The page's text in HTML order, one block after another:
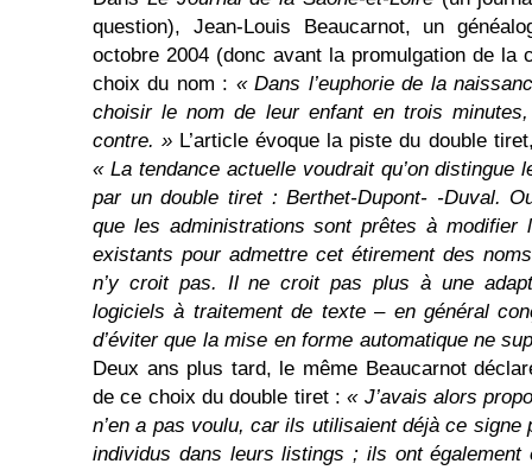
question), Jean-Louis Beaucarnot, un
octobre 2004 (donc avant la promulgation de la
choix du nom : «Dans l’euphorie de la
choisir le nom de leur enfant en trois
contre. » L’article évoque la piste du double
« La tendance actuelle voudrait qu’on distingue
par un double tiret : Berthet-Dupont- -Duval.
que les administrations sont prêtes à modifier
existants pour admettre cet étirement des
n’y croit pas. Il ne croit pas plus à une
logiciels à traitement de texte–en général
d’éviter que la mise en forme automatique ne
Deux ans plus tard, le même Beaucarnot
de ce choix du double tiret :« J’avais alors
n’en a pas voulu, car ils utilisaient déjà ce signe
individus dans leurs listings ; ils ont également